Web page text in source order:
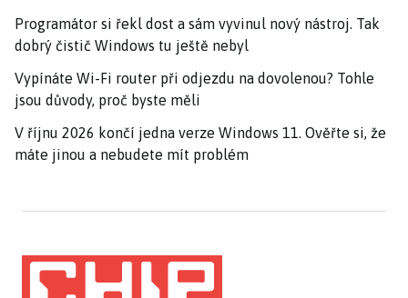
Programátor si řekl dost a sám vyvinul nový nástroj. Tak
dobrý čistič Windows tu ještě nebyl
Vypínáte Wi-Fi router při odjezdu na dovolenou? Tohle
jsou důvody, proč byste měli
V říjnu 2026 končí jedna verze Windows 11. Ověřte si, že
máte jinou a nebudete mít problém